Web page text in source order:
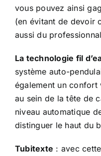
vous pouvez ainsi
(en évitant de devoir
aussi du
La technologie fil
système auto-
également un confort
au sein de la tête de
niveau automatique
distinguer le haut du
Tubitexte : avec